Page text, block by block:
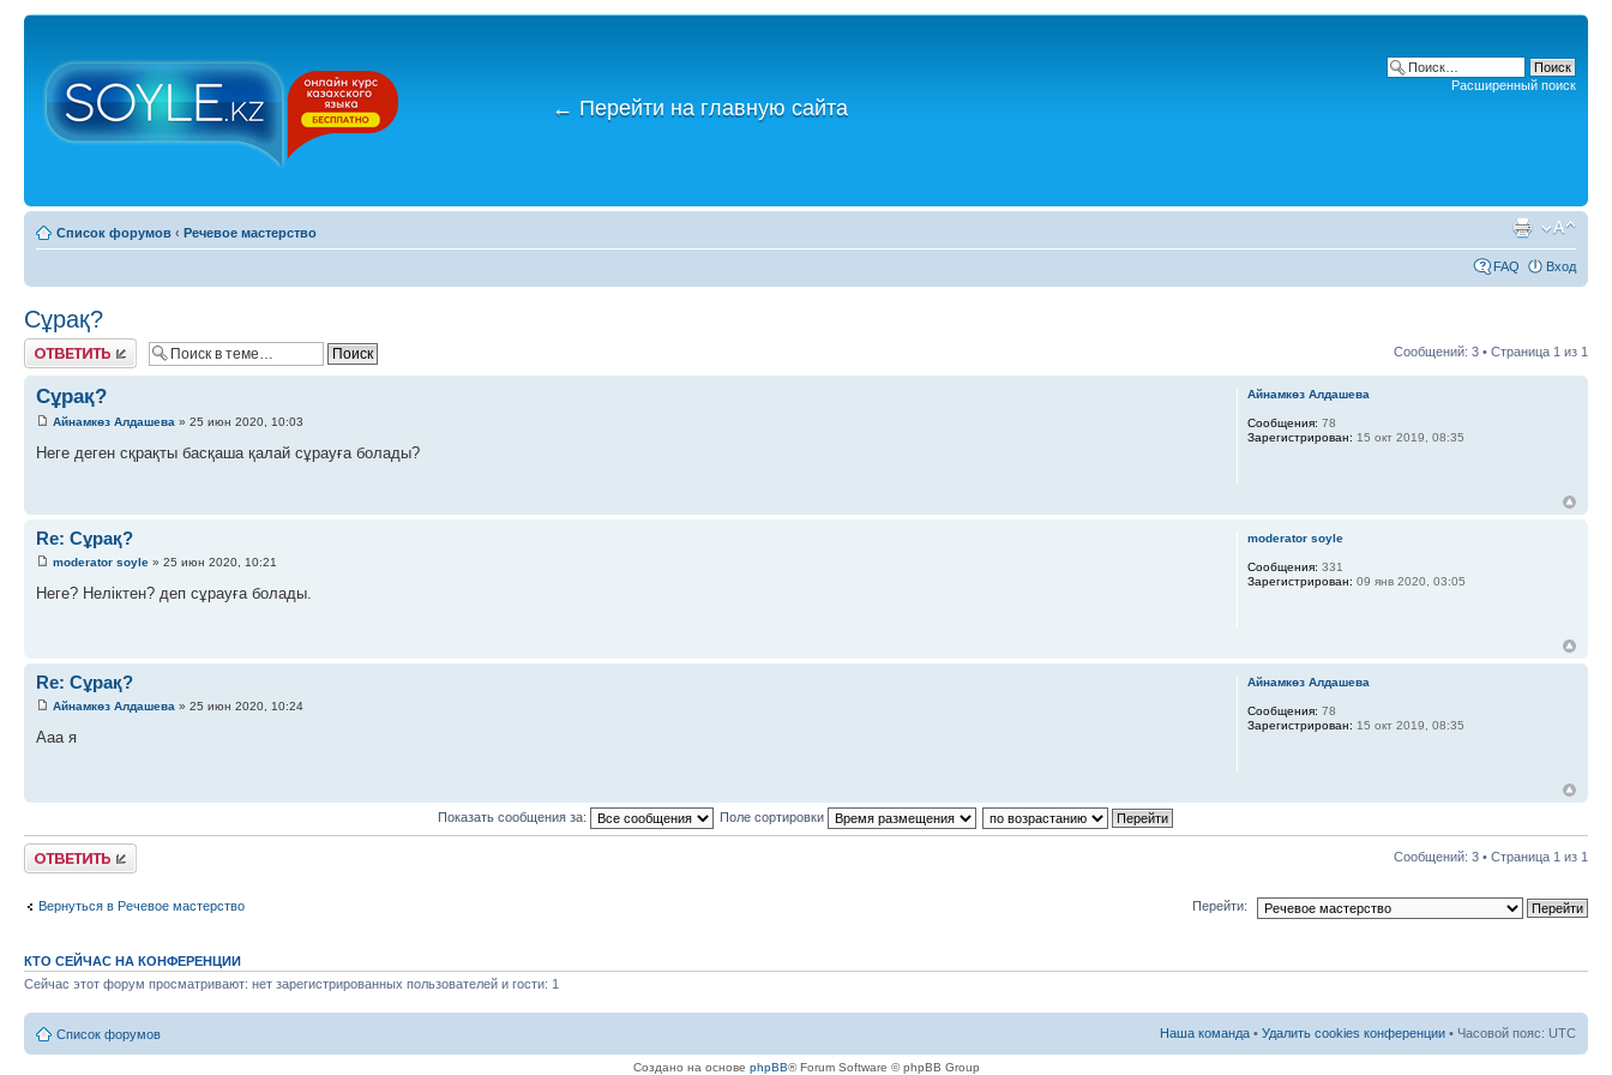
← Перейти на главную сайта
Расширенный поиск
Список форумов ‹ Речевое мастерство
FAQ Вход
Сұрақ?
Ответить Сообщений: 3 • Страница 1 из 1
Сұрақ?
Айнамкөз Алдашева » 25 июн 2020, 10:03
Неге деген сқрақты басқаша қалай сұрауға болады?
Айнамкөз Алдашева
Сообщения: 78
Зарегистрирован: 15 окт 2019, 08:35
Re: Сұрақ?
moderator soyle » 25 июн 2020, 10:21
Неге? Неліктен? деп сұрауға болады.
moderator soyle
Сообщения: 331
Зарегистрирован: 09 янв 2020, 03:05
Re: Сұрақ?
Айнамкөз Алдашева » 25 июн 2020, 10:24
Ааа я
Айнамкөз Алдашева
Сообщения: 78
Зарегистрирован: 15 окт 2019, 08:35
Показать сообщения за: Поле сортировки
Ответить Сообщений: 3 • Страница 1 из 1
Вернуться в Речевое мастерство Перейти:
КТО СЕЙЧАС НА КОНФЕРЕНЦИИ
Сейчас этот форум просматривают: нет зарегистрированных пользователей и гости: 1
Список форумов Наша команда • Удалить cookies конференции • Часовой пояс: UTC
Создано на основе phpBB® Forum Software © phpBB Group